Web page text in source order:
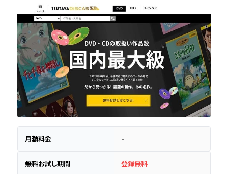
月額料金 -
無料お試し期間 登録無料